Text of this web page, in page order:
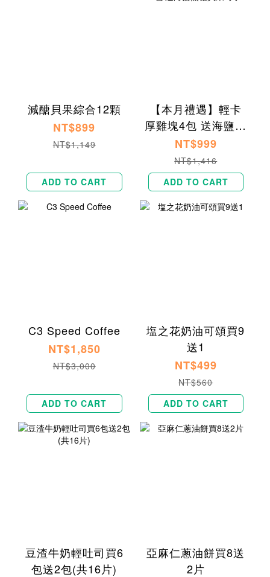
減醣貝果綜合12顆
NT$899
NT$1,149
ADD TO CART
【本月禮遇】輕卡
厚雞塊4包 送海鹽焦
糖貝果1入
NT$999
NT$1,416
ADD TO CART
C3 Speed Coffee
NT$1,850
NT$3,000
ADD TO CART
塩之花奶油可頌買9
送1
NT$499
NT$560
ADD TO CART
豆渣牛奶輕吐司買6
包送2包(共16片)
亞麻仁蔥油餅買8送
2片